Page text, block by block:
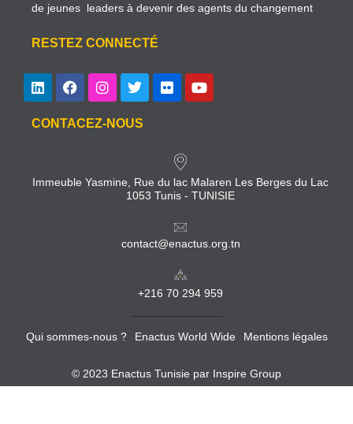
de jeunes leaders à devenir des agents du changement
RESTEZ CONNECTÉ
CONTACEZ-NOUS
Immeuble Yasmine, Rue du lac Malaren Les Berges du Lac
1053 Tunis - TUNISIE
contact@enactus.org.tn
+216 70 294 959
Qui sommes-nous ? Enactus World Wide Mentions légales
© 2023 Enactus Tunisie par Inspire Group